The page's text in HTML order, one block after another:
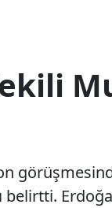
belirtti.